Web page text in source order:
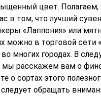
цвет.
в том, что лучший
«Лаппония» или
можно в торговой сети
во многих городах. В
мы расскажем вам о
о сортах этого
следует обращать